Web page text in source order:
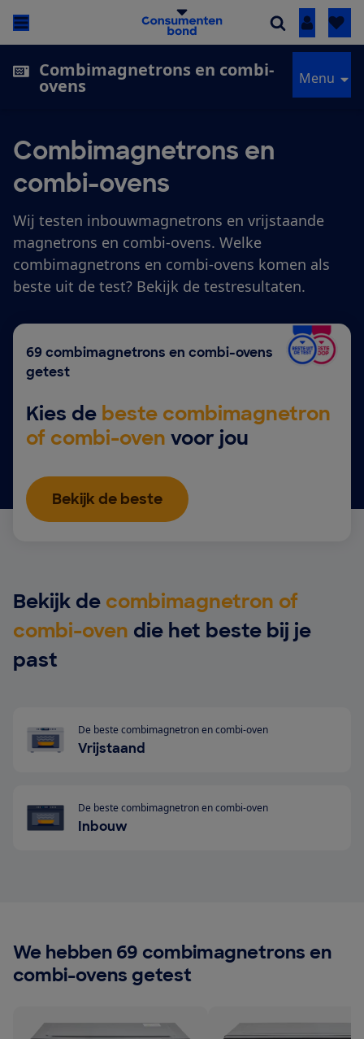
Inloggen
Combimagnetrons en combi-
ovens Menu
Combimagnetrons en
combi-ovens
Wij testen inbouwmagnetrons en vrijstaande
magnetrons en combi-ovens. Welke
combimagnetrons en combi-ovens komen als
beste uit de test? Bekijk de testresultaten.
69 combimagnetrons en combi-ovens
getest
Kies de beste combimagnetron
of combi-oven voor jou
Bekijk de beste
Bekijk de combimagnetron of
combi-oven die het beste bij je
past
De beste combimagnetron en combi-oven
Vrijstaand
De beste combimagnetron en combi-oven
Inbouw
We hebben 69 combimagnetrons en
combi-ovens getest